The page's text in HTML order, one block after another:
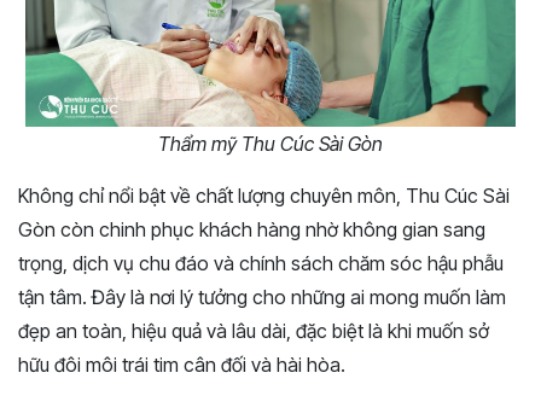
Thẩm mỹ Thu Cúc Sài Gòn
Không chỉ nổi bật về chất lượng chuyên môn, Thu Cúc Sài
Gòn còn chinh phục khách hàng nhờ không gian sang
trọng, dịch vụ chu đáo và chính sách chăm sóc hậu phẫu
tận tâm. Đây là nơi lý tưởng cho những ai mong muốn làm
đẹp an toàn, hiệu quả và lâu dài, đặc biệt là khi muốn sở
hữu đôi môi trái tim cân đối và hài hòa.